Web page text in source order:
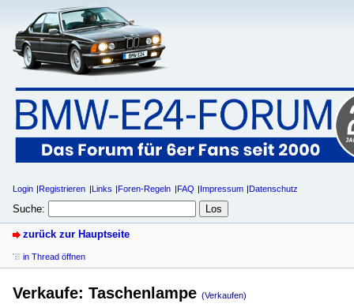
Login Registrieren Links Foren-Regeln FAQ Impressum Datenschutz
Suche:
zurück zur Hauptseite
in Thread öffnen
Verkaufe: Taschenlampe (Verkaufen)